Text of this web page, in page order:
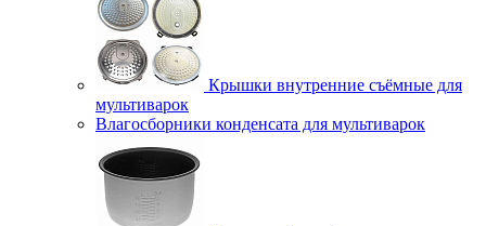
Крышки внутренние съёмные для
мультиварок
Влагосборники конденсата для мультиварок